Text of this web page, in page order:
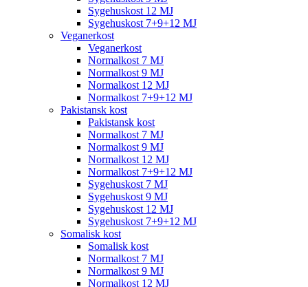
Sygehuskost 12 MJ
Sygehuskost 7+9+12 MJ
Veganerkost
Veganerkost
Normalkost 7 MJ
Normalkost 9 MJ
Normalkost 12 MJ
Normalkost 7+9+12 MJ
Pakistansk kost
Pakistansk kost
Normalkost 7 MJ
Normalkost 9 MJ
Normalkost 12 MJ
Normalkost 7+9+12 MJ
Sygehuskost 7 MJ
Sygehuskost 9 MJ
Sygehuskost 12 MJ
Sygehuskost 7+9+12 MJ
Somalisk kost
Somalisk kost
Normalkost 7 MJ
Normalkost 9 MJ
Normalkost 12 MJ